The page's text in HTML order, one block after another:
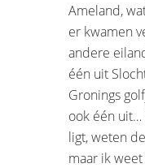
Ameland,
er kwamen
andere
één uit
Gronings
ook één uit…
ligt, weten
maar ik